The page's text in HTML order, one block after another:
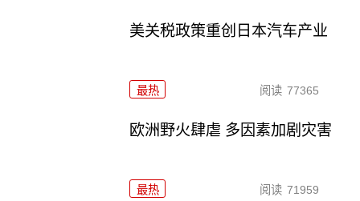
美关税政策重创日本汽车产业
最热 阅读 77365
欧洲野火肆虐 多因素加剧灾害
最热 阅读 71959